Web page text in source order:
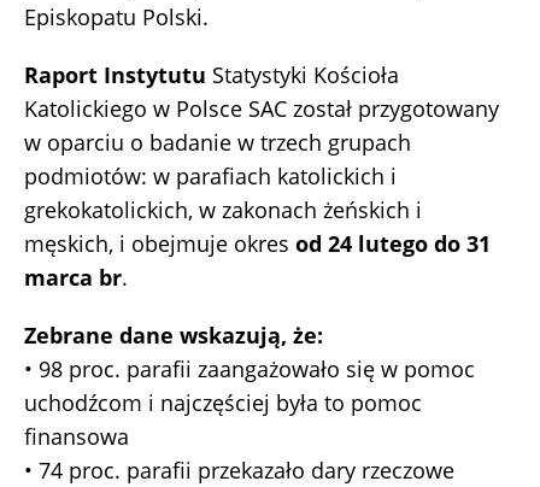
Episkopatu Polski.
Raport Instytutu Statystyki Kościoła
Katolickiego w Polsce SAC został przygotowany
w oparciu o badanie w trzech grupach
podmiotów: w parafiach katolickich i
grekokatolickich, w zakonach żeńskich i
męskich, i obejmuje okres od 24 lutego do 31
marca br.
Zebrane dane wskazują, że:
• 98 proc. parafii zaangażowało się w pomoc
uchodźcom i najczęściej była to pomoc
finansowa
• 74 proc. parafii przekazało dary rzeczowe